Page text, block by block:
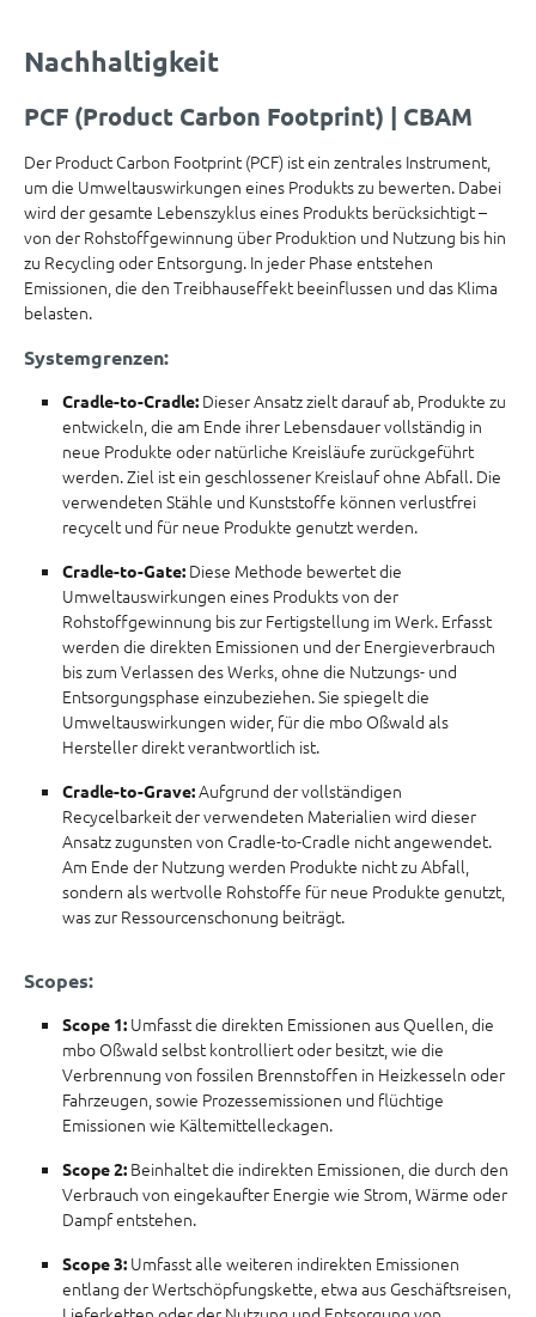
Nachhaltigkeit
PCF (Product Carbon Footprint) | CBAM
Der Product Carbon Footprint (PCF) ist ein zentrales Instrument,
um die Umweltauswirkungen eines Produkts zu bewerten. Dabei
wird der gesamte Lebenszyklus eines Produkts berücksichtigt –
von der Rohstoffgewinnung über Produktion und Nutzung bis hin
zu Recycling oder Entsorgung. In jeder Phase entstehen
Emissionen, die den Treibhauseffekt beeinflussen und das Klima
belasten.
Systemgrenzen:
Cradle-to-Cradle: Dieser Ansatz zielt darauf ab, Produkte zu
entwickeln, die am Ende ihrer Lebensdauer vollständig in
neue Produkte oder natürliche Kreisläufe zurückgeführt
werden. Ziel ist ein geschlossener Kreislauf ohne Abfall. Die
verwendeten Stähle und Kunststoffe können verlustfrei
recycelt und für neue Produkte genutzt werden.
Cradle-to-Gate: Diese Methode bewertet die
Umweltauswirkungen eines Produkts von der
Rohstoffgewinnung bis zur Fertigstellung im Werk. Erfasst
werden die direkten Emissionen und der Energieverbrauch
bis zum Verlassen des Werks, ohne die Nutzungs- und
Entsorgungsphase einzubeziehen. Sie spiegelt die
Umweltauswirkungen wider, für die mbo Oßwald als
Hersteller direkt verantwortlich ist.
Cradle-to-Grave:Aufgrund der vollständigen
Recycelbarkeit der verwendeten Materialien wird dieser
Ansatz zugunsten von Cradle-to-Cradle nicht angewendet.
Am Ende der Nutzung werden Produkte nicht zu Abfall,
sondern als wertvolle Rohstoffe für neue Produkte genutzt,
was zur Ressourcenschonung beiträgt.
Scopes:
Scope 1: Umfasst die direkten Emissionen aus Quellen, die
mbo Oßwald selbst kontrolliert oder besitzt, wie die
Verbrennung von fossilen Brennstoffen in Heizkesseln oder
Fahrzeugen, sowie Prozessemissionen und flüchtige
Emissionen wie Kältemittelleckagen.
Scope 2: Beinhaltet die indirekten Emissionen, die durch den
Verbrauch von eingekaufter Energie wie Strom, Wärme oder
Dampf entstehen.
Scope 3: Umfasst alle weiteren indirekten Emissionen
entlang der Wertschöpfungskette, etwa aus Geschäftsreisen,